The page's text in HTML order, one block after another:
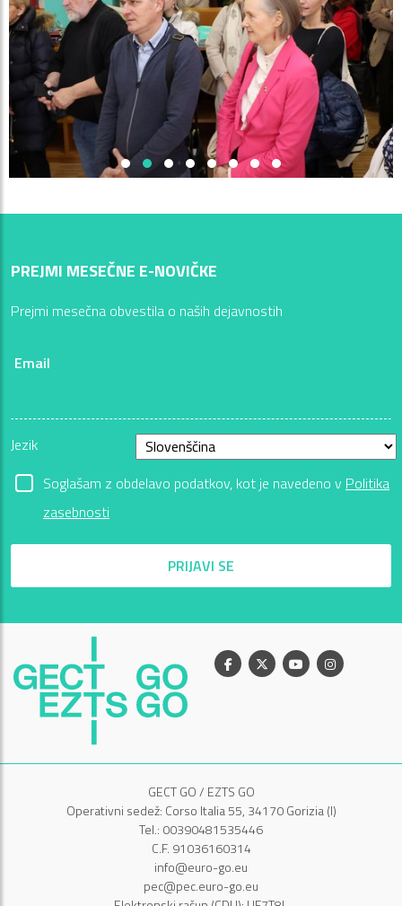
PREJMI MESEČNE E-NOVIČKE
Prejmi mesečna obvestila o naših dejavnostih
Email
Jezik
Soglašam z obdelavo podatkov, kot je navedeno v Politika
zasebnosti
PRIJAVI SE
Facebook
X YoutubeInstagram
GECT GO / EZTS GO
Operativni sedež: Corso Italia 55, 34170 Gorizia (I)
Tel.: 00390481535446
C.F. 91036160314
info@euro-go.eu
pec@pec.euro-go.eu